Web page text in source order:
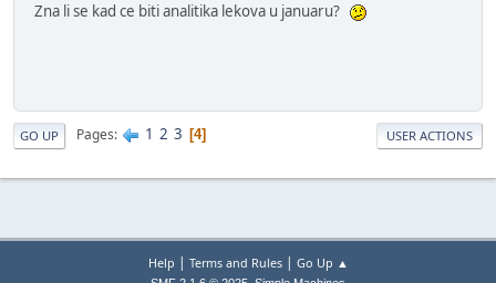
Zna li se kad ce biti analitika lekova u januaru?
GO UP Pages 1 2 3 4 USER ACTIONS
Help | Terms and Rules| Go Up ▲